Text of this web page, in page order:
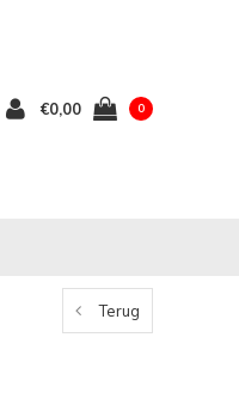
€0,00 0
Terug